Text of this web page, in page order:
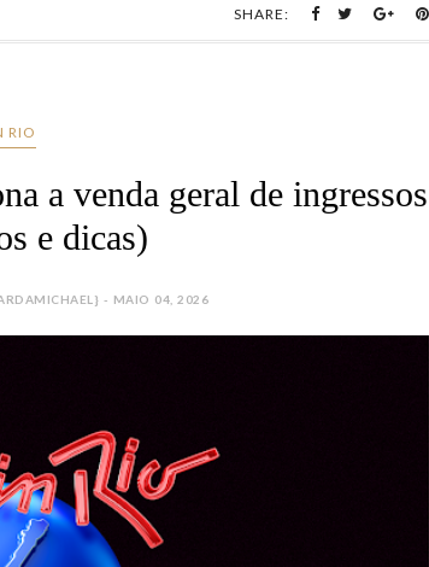
SHARE:
RIO
a venda geral de ingressos
e dicas)
- MAIO 04, 2026